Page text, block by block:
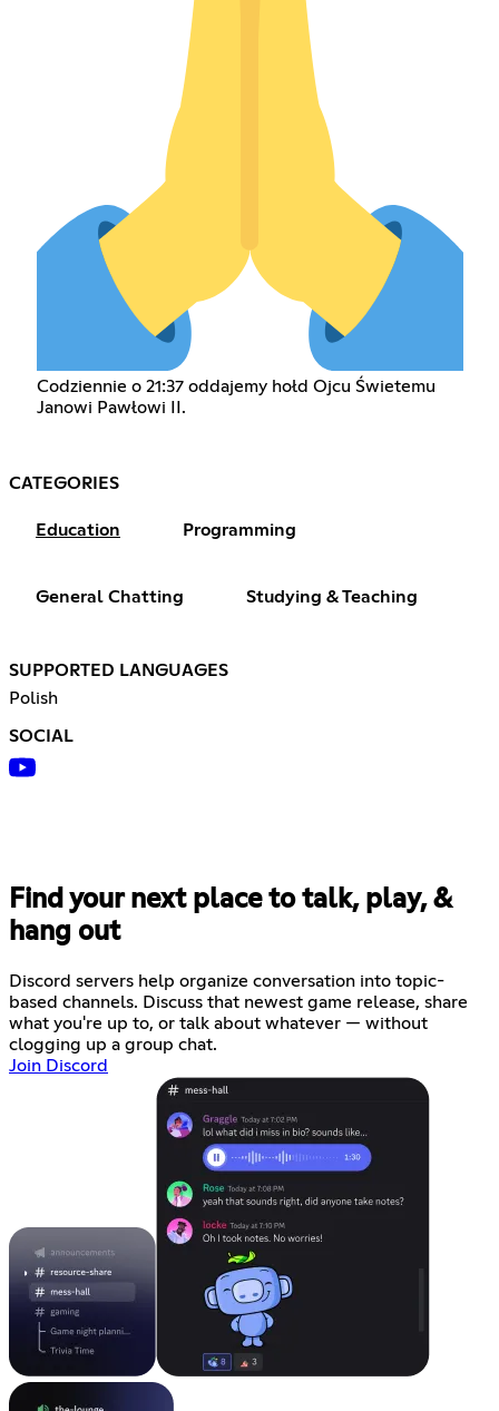
Codziennie o 21:37 oddajemy hołd Ojcu Świetemu
Janowi Pawłowi II.
CATEGORIES
Education Programming
General Chatting Studying & Teaching
SUPPORTED LANGUAGES
Polish
SOCIAL
Find your next place to talk, play, &
hang out
Discord servers help organize conversation into topic-
based channels. Discuss that newest game release, share
what you're up to, or talk about whatever — without
clogging up a group chat.
Join Discord